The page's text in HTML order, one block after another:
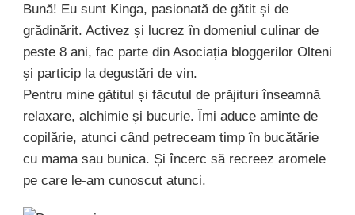
Bună! Eu sunt Kinga, pasionată de gătit și de
grădinărit. Activez și lucrez în domeniul culinar de
peste 8 ani, fac parte din Asociația bloggerilor Olteni
și particip la degustări de vin.
Pentru mine gătitul și făcutul de prăjituri înseamnă
relaxare, alchimie și bucurie. Îmi aduce aminte de
copilărie, atunci când petreceam timp în bucătărie
cu mama sau bunica. Și încerc să recreez aromele
pe care le-am cunoscut atunci.